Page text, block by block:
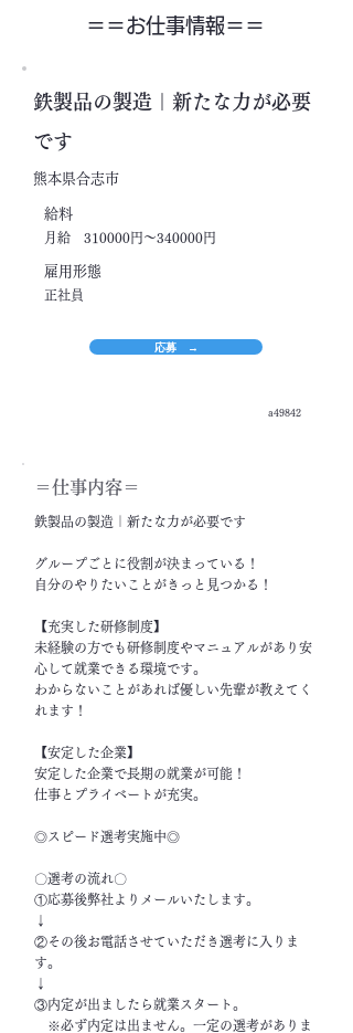
＝＝​お仕事情報＝＝
鉄製品の製造｜新たな力が必要
です
熊本県合志市
​給料
月給 310000円～340000円
​雇用形態
正社員
応募 →
a49842
＝​仕事内容＝
鉄製品の製造｜新たな力が必要です
グループごとに役割が決まっている！
自分のやりたいことがきっと見つかる！
【充実した研修制度】
未経験の方でも研修制度やマニュアルがあり安
心して就業できる環境です。
わからないことがあれば優しい先輩が教えてく
れます！
【安定した企業】
安定した企業で長期の就業が可能！
仕事とプライベートが充実。
◎スピード選考実施中◎
〇選考の流れ〇
①応募後弊社よりメールいたします。
↓
②その後お電話させていただき選考に入りま
す。
↓
③内定が出ましたら就業スタート。
※必ず内定は出ません。一定の選考がありま